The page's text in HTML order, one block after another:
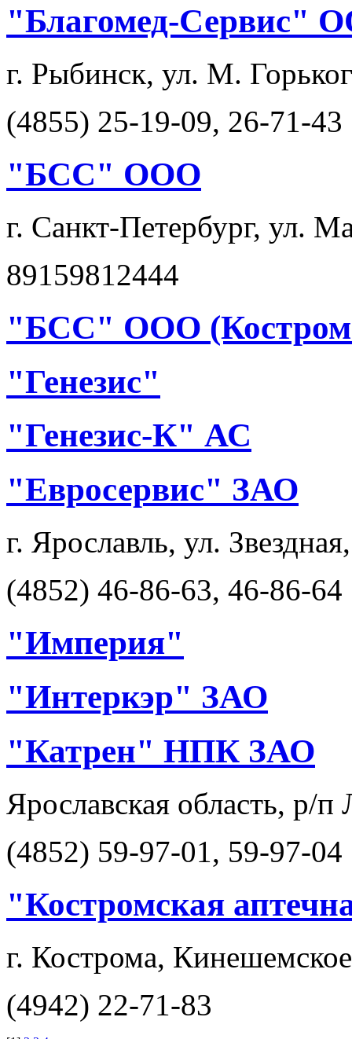
"Благомед-Сервис"
г. Рыбинск, ул. М.
(4855) 25-19-09, 26-71-43
"БСС" ООО
г. Санкт-Петербург, ул.
89159812444
"БСС" ООО
"Генезис"
"Генезис-К" АС
"Евросервис" ЗАО
г. Ярославль, ул.
(4852) 46-86-63, 46-86-64
"Империя"
"Интеркэр" ЗАО
"Катрен" НПК ЗАО
Ярославская область, р/
(4852) 59-97-01, 59-97-04
"Костромская
г. Кострома,
(4942) 22-71-83